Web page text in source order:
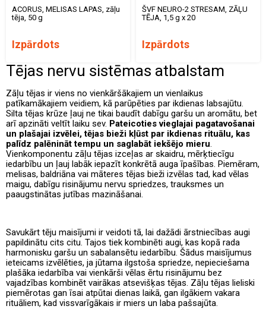
ACORUS, MELISAS LAPAS, zāļu
tēja, 50 g
Izpārdots
ŠVF NEURO-2 STRESAM, ZĀĻU
TĒJA, 1,5 g x 20
Izpārdots
Tējas nervu sistēmas atbalstam
Zāļu tējas ir viens no vienkāršākajiem un vienlaikus
patīkamākajiem veidiem, kā parūpēties par ikdienas labsajūtu.
Silta tējas krūze ļauj ne tikai baudīt dabīgu garšu un aromātu, bet
arī apzināti veltīt laiku sev. Pateicoties vieglajai pagatavošanai
un plašajai izvēlei, tējas bieži kļūst par ikdienas rituālu, kas
palīdz palēnināt tempu un saglabāt iekšējo mieru
Vienkomponentu zāļu tējas izceļas ar skaidru, mērķtiecīgu
iedarbību un ļauj labāk iepazīt konkrētā auga īpašības. Piemēram,
melisas, baldriāna vai māteres tējas bieži izvēlas tad, kad vēlas
maigu, dabīgu risinājumu nervu spriedzes, trauksmes un
paaugstinātas jutības mazināšanai.
Savukārt tēju maisījumi ir veidoti tā, lai dažādi ārstniecības augi
papildinātu cits citu. Tajos tiek kombinēti augi, kas kopā rada
harmonisku garšu un sabalansētu iedarbību. Šādus maisījumus
ieteicams izvēlēties, ja jūtama ilgstoša spriedze, nepieciešama
plašāka iedarbība vai vienkārši vēlas ērtu risinājumu bez
vajadzības kombinēt vairākas atsevišķas tējas. Zāļu tējas lieliski
piemērotas gan īsai atpūtai dienas laikā, gan ilgākiem vakara
rituāliem, kad vissvarīgākais ir miers un laba pašsajūta.